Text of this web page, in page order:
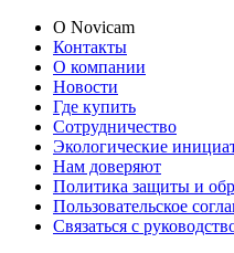
О Novicam
Контакты
О компании
Новости
Где купить
Сотрудничество
Экологические
Нам доверяют
Политика защиты и
Пользовательское
Связаться с